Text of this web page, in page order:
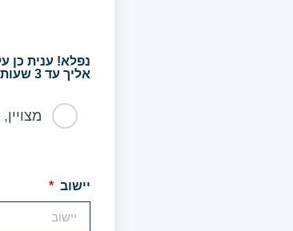
אליך עד 3 שעות (במסגרת שעות הפעילות) או ב-3 שעות הראשונות ביום שלמחרת (במסגרת שעות הפעילות)
יישוב